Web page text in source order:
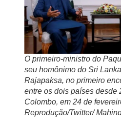
O primeiro-ministro do
seu homônimo do Sri
Rajapaksa, no primeiro
entre os dois países desde
Colombo, em 24 de
Reprodução/Twitter/